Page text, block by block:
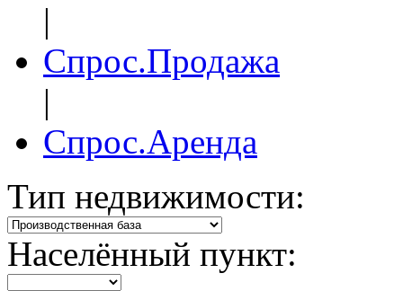
|
Спрос.Продажа
|
Спрос.Аренда
Тип недвижимости:
Населённый пункт: